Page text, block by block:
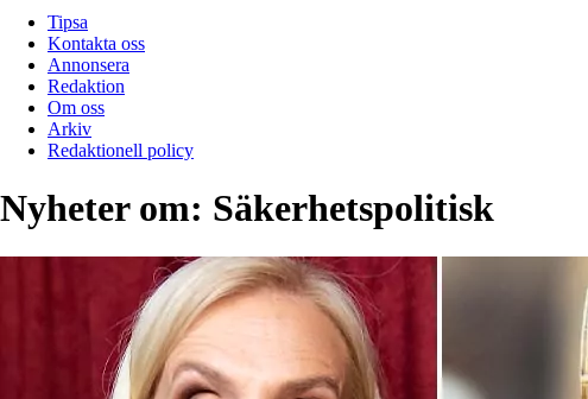
Tipsa
Kontakta oss
Annonsera
Redaktion
Om oss
Arkiv
Redaktionell policy
Nyheter om: Säkerhetspolitisk